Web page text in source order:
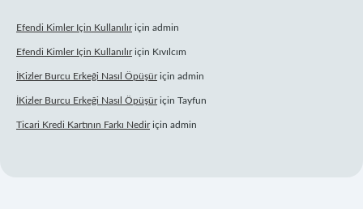
Efendi Kimler Için Kullanılıriçin admin
Efendi Kimler Için Kullanılıriçin Kıvılcım
İKizler Burcu Erkeği Nasıl Öpüşüriçin admin
İKizler Burcu Erkeği Nasıl Öpüşüriçin Tayfun
Ticari Kredi Kartının Farkı Nediriçin admin